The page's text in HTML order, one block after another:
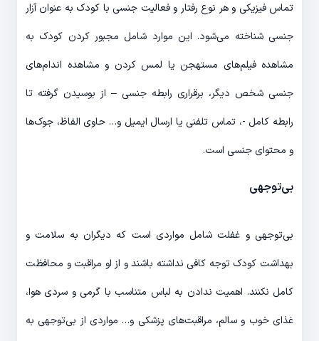
تماس فیزیکی و هر نوع رفتار و فعالیت جنسی با کودک به عنوان آزار
جنسی شناخته می‌شود. این موارد شامل مجبور کردن کودک به
مشاهده فیلم‌های مستهجن یا لمس کردن و مشاهده اندام‌های
جنسی شخص دیگر، برقراری رابطه جنسی – از بوسیدن گرفته تا
رابطه کامل -، تماس تلفنی یا ارسال ایمیل و… حاوی الفاظ، جوک‌ها
و محتوای جنسی است.
بی‌توجهی
بی‌توجهی و غفلت شامل مواردی است که دیگران به سلامت و
بهداشت کودک توجه کافی نداشته باشند و از او مراقبت و محافظت
کامل نکنند. اهمیت ندادن به لباس متناسب با گرمی و سردی هوا،
غذای خوب و سالم، مراقبت‌های پزشکی و… مواردی از بی‌توجهی به